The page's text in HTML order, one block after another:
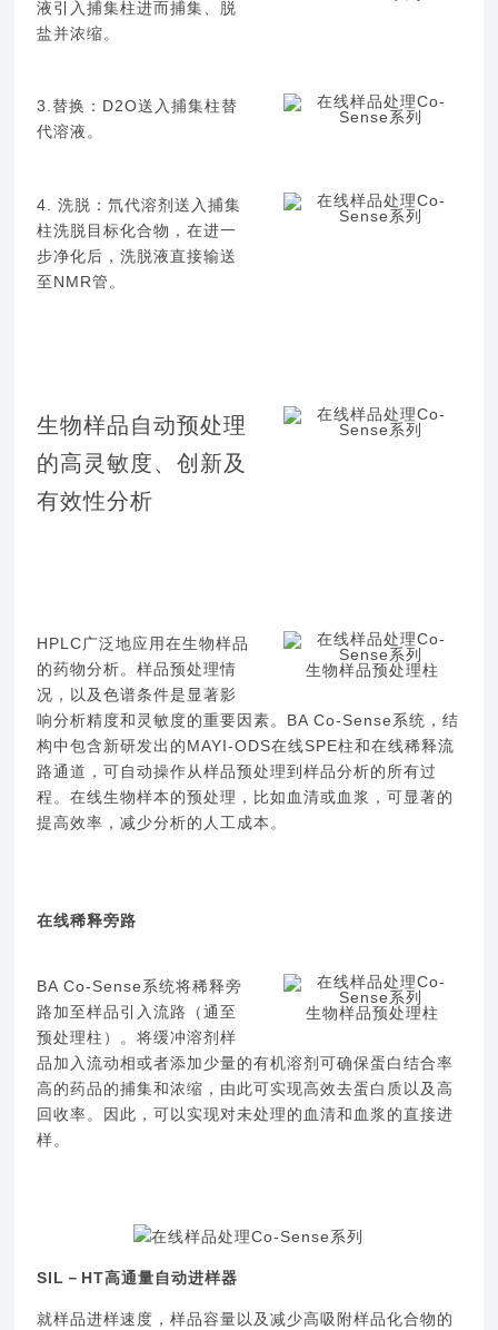
液引入捕集柱进而捕集、脱
盐并浓缩。
3.替换：D2O送入捕集柱替
代溶液。
4. 洗脱：氘代溶剂送入捕集
柱洗脱目标化合物，在进一
步净化后，洗脱液直接输送
至NMR管。
生物样品自动预处理
的高灵敏度、创新及
有效性分析
生物样品预处理柱
HPLC广泛地应用在生物样品
的药物分析。样品预处理情
况，以及色谱条件是显著影
响分析精度和灵敏度的重要因素。BA Co-Sense系统，结
构中包含新研发出的MAYI-ODS在线SPE柱和在线稀释流
路通道，可自动操作从样品预处理到样品分析的所有过
程。在线生物样本的预处理，比如血清或血浆，可显著的
提高效率，减少分析的人工成本。
在线稀释旁路
生物样品预处理柱
BA Co-Sense系统将稀释旁
路加至样品引入流路（通至
预处理柱）。将缓冲溶剂样
品加入流动相或者添加少量的有机溶剂可确保蛋白结合率
高的药品的捕集和浓缩，由此可实现高效去蛋白质以及高
回收率。因此，可以实现对未处理的血清和血浆的直接进
样。
SIL－HT高通量自动进样器
就样品进样速度，样品容量以及减少高吸附样品化合物的